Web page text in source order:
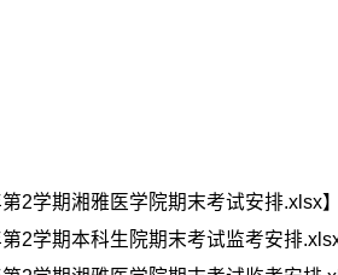
2学期湘雅医学院期末考试安排.xlsx
2学期本科生院期末考试监考安排